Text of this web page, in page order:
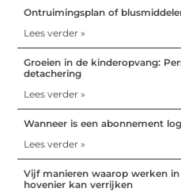
Ontruimingsplan of
Lees verder »
Groeien in de kinderopvang:
detachering
Lees verder »
Wanneer is een abonnement
Lees verder »
Vijf manieren waarop werken
hovenier kan verrijken